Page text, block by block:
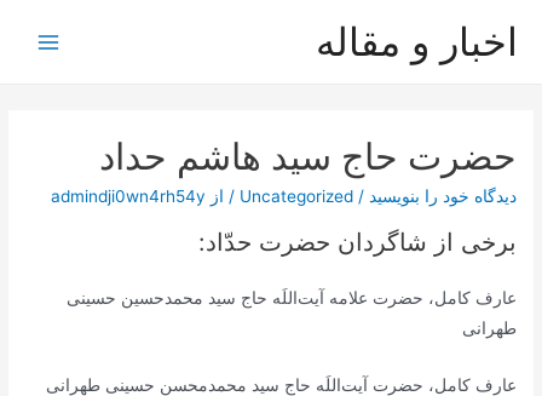
اخبار و مقاله
حضرت حاج سید هاشم حداد
دیدگاه‌ خود را بنویسید /
Uncategorized / از admindji0wn4rh54y
برخی از شاگردان حضرت حدّاد:
عارف کامل، حضرت علامه آیت‌اللَه حاج سید محمدحسین حسینی
طهرانی
عارف کامل، حضرت آیت‌اللَه حاج سید محمدمحسن حسینی طهرانی